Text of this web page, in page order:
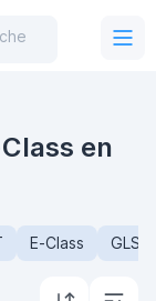
en
E-Class GLS-